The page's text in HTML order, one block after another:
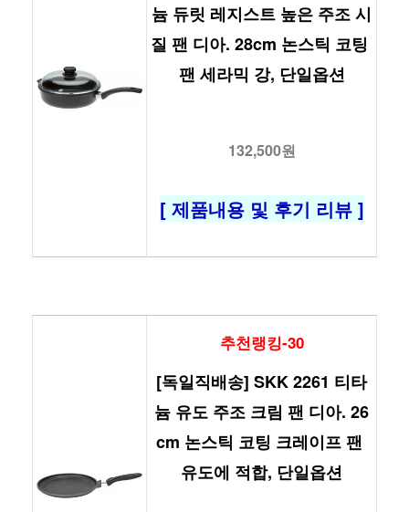
늄 듀릿 레지스트 높은 주조 시
질 팬 디아. 28cm 논스틱 코팅
팬 세라믹 강, 단일옵션
132,500원
[ 제품내용 및 후기 리뷰 ]
추천랭킹-30
[독일직배송] SKK 2261 티타
늄 유도 주조 크림 팬 디아. 26
cm 논스틱 코팅 크레이프 팬
유도에 적합, 단일옵션